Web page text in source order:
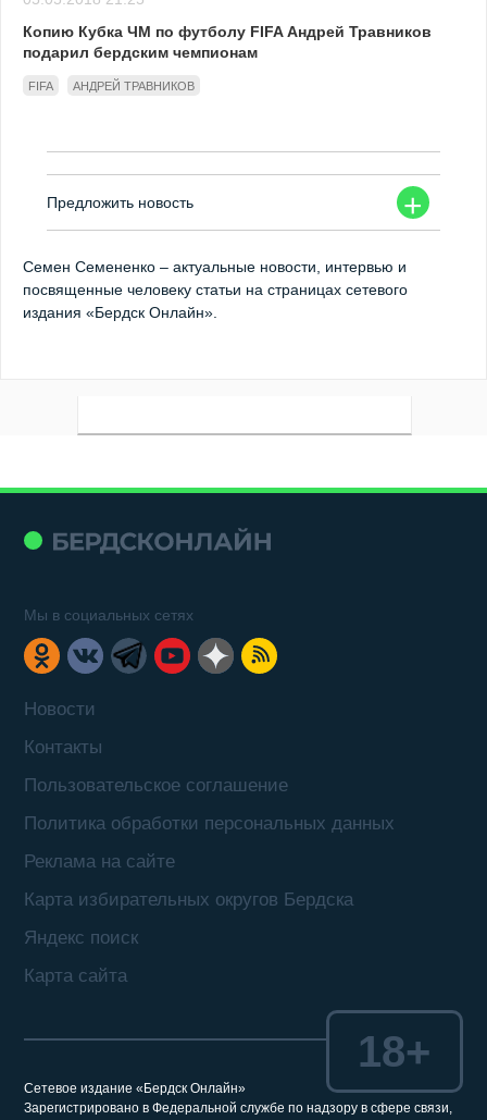
Копию Кубка ЧМ по футболу FIFA Андрей Травников
подарил бердским чемпионам
FIFA АНДРЕЙ ТРАВНИКОВ
+
Предложить новость
Семен Семененко – актуальные новости, интервью и
посвященные человеку статьи на страницах сетевого
издания «Бердск Онлайн».
Новости
Контакты
Пользовательское соглашение
Политика обработки персональных данных
Реклама на сайте
Карта избирательных округов Бердска
Яндекс поиск
Карта сайта
Мы в социальных сетях
Сетевое издание «Бердск Онлайн»
Зарегистрировано в Федеральной службе по надзору в сфере связи,
18+